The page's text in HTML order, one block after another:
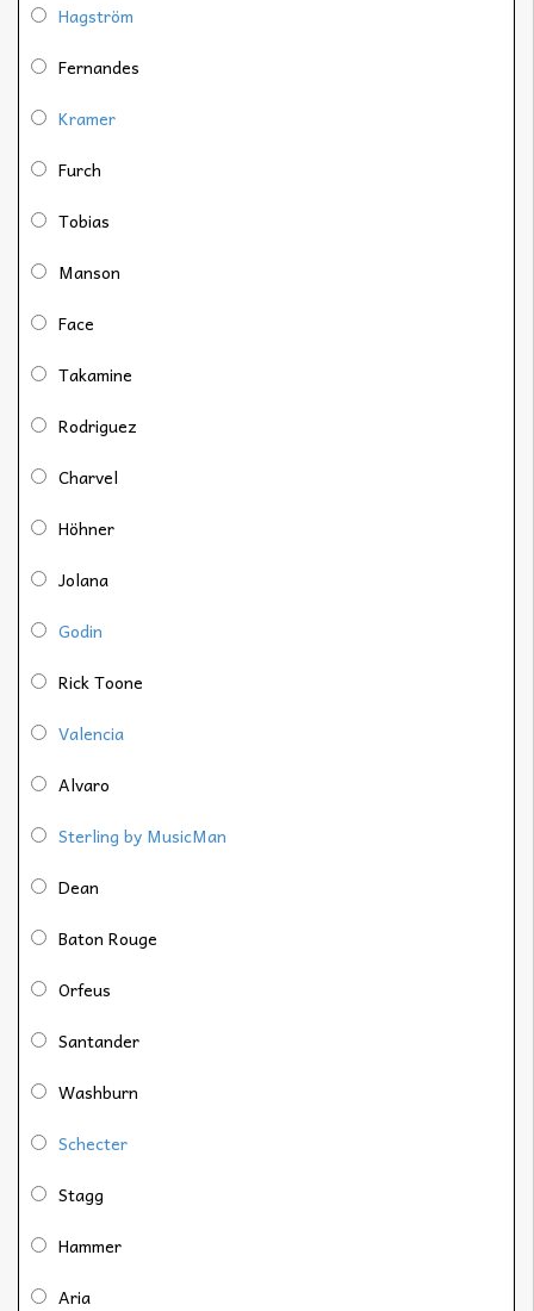
Hagström
Fernandes
Kramer
Furch
Tobias
Manson
Face
Takamine
Rodriguez
Charvel
Höhner
Jolana
Godin
Rick Toone
Valencia
Alvaro
Sterling by MusicMan
Dean
Baton Rouge
Orfeus
Santander
Washburn
Schecter
Stagg
Hammer
Aria